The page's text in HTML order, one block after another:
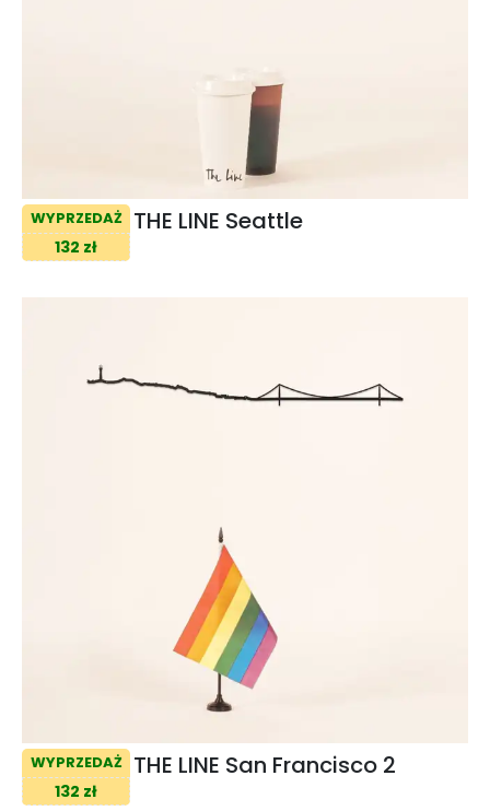
WYPRZEDAŻ
132 zł
THE LINE Seattle
WYPRZEDAŻ
132 zł
THE LINE San Francisco 2